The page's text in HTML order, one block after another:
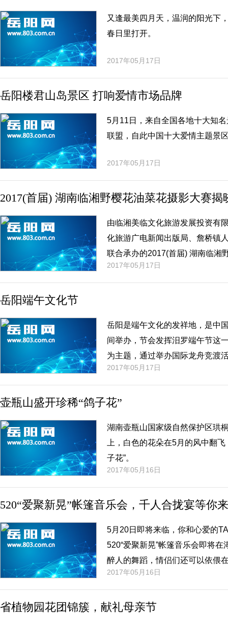
又逢最美四月天，温润的阳光下
春日里打开。
2017年05月17日
岳阳楼君山岛景区 打响爱情市场品牌
5月11日，来自全国各地十大知
联盟，自此中国十大爱情主题景
2017年05月17日
2017(首届) 湖南临湘野樱花油菜花摄影大赛揭
由临湘美临文化旅游发展投资有
化旅游广电新闻出版局、詹桥镇
联合承办的2017(首届) 湖南临湘
（获奖名单附后）。至此，总奖
告罄。
2017年05月17日
岳阳端午文化节
岳阳是端午文化的发祥地，是中
间举办，节会发挥汨罗端午节这
为主题，通过举办国际龙舟竞渡
故里国际旅游品牌。
2017年05月17日
壶瓶山盛开珍稀“鸽子花”
湖南壶瓶山国家级自然保护区珙
上，白色的花朵在5月的风中翻
子花”。
2017年05月16日
520“爱聚新晃”帐篷音乐会，千人合拢宴等你
5月20日即将来临，你和心爱的
520“爱聚新晃”帐篷音乐会即将
醉人的舞蹈，情侣们还可以依偎
备了龙溪古镇徒步和千人合拢宴
起开启浪漫、爱心之旅吧！
2017年05月16日
省植物园花团锦簇，献礼母亲节